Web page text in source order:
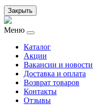
Закрыть
Меню
Каталог
Акции
Вакансии и новости
Доставка и оплата
Возврат товаров
Контакты
Отзывы